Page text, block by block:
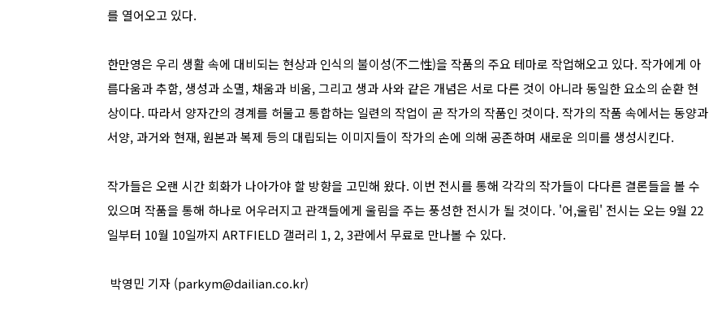
를 열어오고 있다.
한만영은 우리 생활 속에 대비되는 현상과 인식의 불이성(不二性)을 작품의 주요 테마로 작업해오고 있다. 작가에게 아
름다움과 추함, 생성과 소멸, 채움과 비움, 그리고 생과 사와 같은 개념은 서로 다른 것이 아니라 동일한 요소의 순환 현
상이다. 따라서 양자간의 경계를 허물고 통합하는 일련의 작업이 곧 작가의 작품인 것이다. 작가의 작품 속에서는 동양과
서양, 과거와 현재, 원본과 복제 등의 대립되는 이미지들이 작가의 손에 의해 공존하며 새로운 의미를 생성시킨다.
작가들은 오랜 시간 회화가 나아가야 할 방향을 고민해 왔다. 이번 전시를 통해 각각의 작가들이 다다른 결론들을 볼 수
있으며 작품을 통해 하나로 어우러지고 관객들에게 울림을 주는 풍성한 전시가 될 것이다. '어,울림' 전시는 오는 9월 22
일부터 10월 10일까지 ARTFIELD 갤러리 1, 2, 3관에서 무료로 만나볼 수 있다.
박영민 기자 (parkym@dailian.co.kr)